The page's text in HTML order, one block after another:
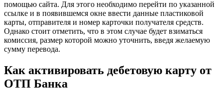
помощью сайта. Для этого необходимо перейти по указанной
ссылке и в появившемся окне ввести данные пластиковой
карты, отправителя и номер карточки получателя средств.
Однако стоит отметить, что в этом случае будет взиматься
комиссия, размер которой можно уточнить, введя желаемую
сумму перевода.
Как активировать дебетовую карту от
ОТП Банка